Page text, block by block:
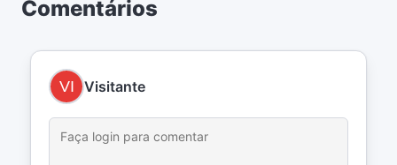
Comentários
Visitante